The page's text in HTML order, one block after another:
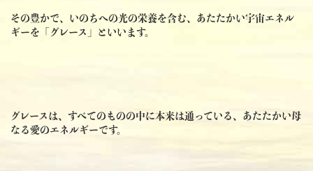
その豊かで、いのちへの光の栄養を含む、あたたかい宇宙エネル
ギーを「グレース」といいます。
グレースは、すべてのものの中に本来は通っている、あたたかい母
なる愛のエネルギーです。